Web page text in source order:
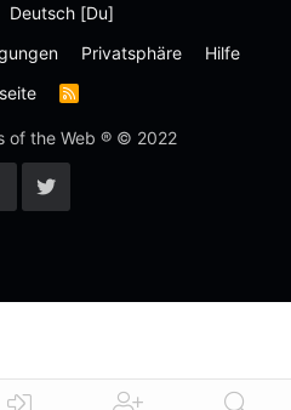
Deutsch [Du]
Privatsphäre
Hilfe
R
S
-
of the Web ® © 2022